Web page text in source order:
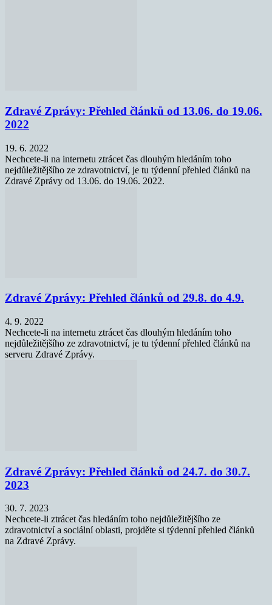
Zdravé Zprávy: Přehled článků od 13.06. do 19.06.
2022
19. 6. 2022
Nechcete-li na internetu ztrácet čas dlouhým hledáním toho
nejdůležitějšího ze zdravotnictví, je tu týdenní přehled článků na
Zdravé Zprávy od 13.06. do 19.06. 2022.
Zdravé Zprávy: Přehled článků od 29.8. do 4.9.
4. 9. 2022
Nechcete-li na internetu ztrácet čas dlouhým hledáním toho
nejdůležitějšího ze zdravotnictví, je tu týdenní přehled článků na
serveru Zdravé Zprávy.
Zdravé Zprávy: Přehled článků od 24.7. do 30.7.
2023
30. 7. 2023
Nechcete-li ztrácet čas hledáním toho nejdůležitějšího ze
zdravotnictví a sociální oblasti, projděte si týdenní přehled článků
na Zdravé Zprávy.